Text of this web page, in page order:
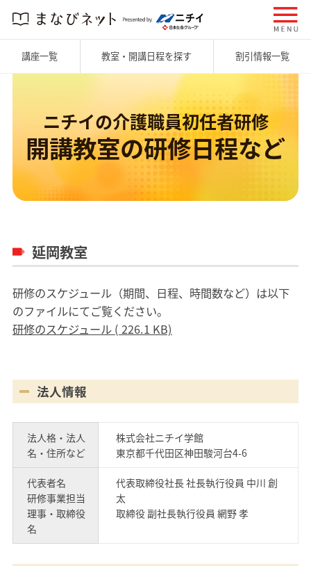
講座一覧 教室・開講日程を探す 割引情報一覧
ニチイの介護職員初任者研修
開講教室の研修日程など
延岡教室
研修のスケジュール（期間、日程、時間数など）は以下
のファイルにてご覧ください。
研修のスケジュール ( 226.1 KB)
法人情報
法人格・法人
名・住所など
株式会社ニチイ学館
東京都千代田区神田駿河台4-6
代表者名
研修事業担当
理事・取締役
名
代表取締役社長 社長執行役員 中川 創
太
取締役 副社長執行役員 網野 孝